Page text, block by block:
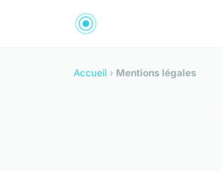
Accueil › Mentions légales